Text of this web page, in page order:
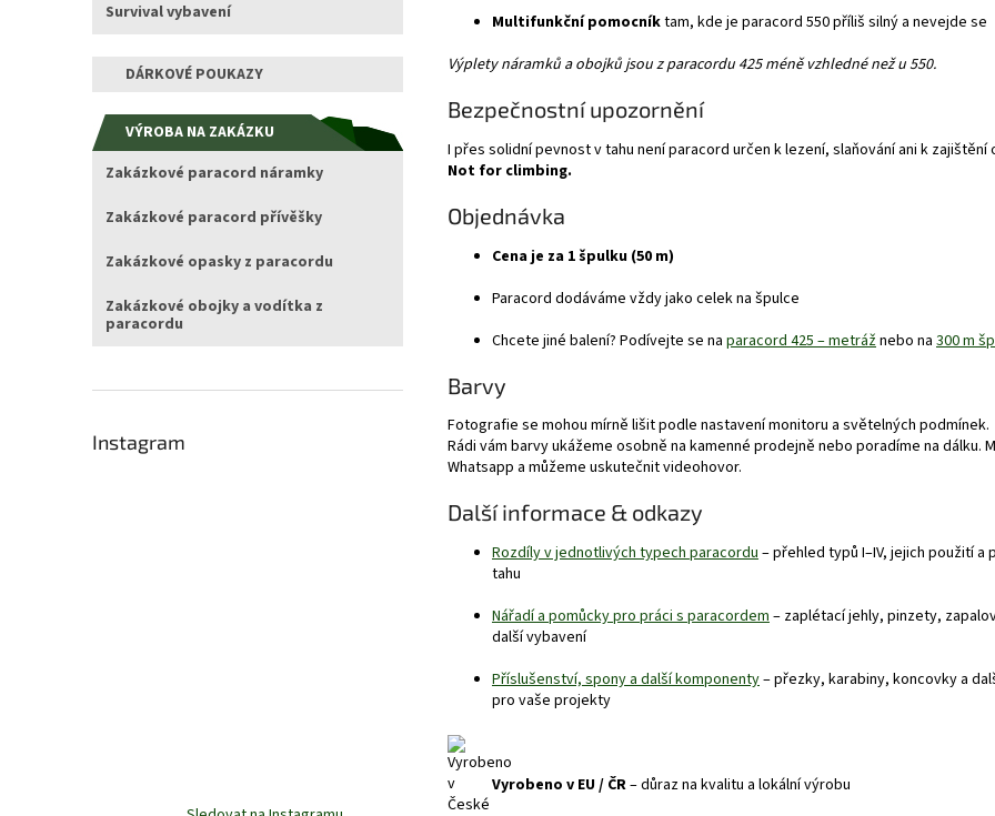
Survival vybavení
DÁRKOVÉ POUKAZY
VÝROBA NA ZAKÁZKU
Zakázkové paracord náramky
Zakázkové paracord přívěšky
Zakázkové opasky z paracordu
Zakázkové obojky a vodítka z
paracordu
Instagram
Multifunkční pomocníktam, kde je paracord 550 příliš silný a nevejde se
Výplety náramků a obojků jsou z paracordu 425 méně vzhledné než u 550.
Bezpečnostní upozornění
I přes solidní pevnost v tahu není paracord určen k lezení, slaňování ani k zajištění
Not for climbing.
Objednávka
Cena je za 1 špulku (50 m)
Paracord dodáváme vždy jako celek na špulce
Chcete jiné balení? Podívejte se na paracord 425 – metrážnebo na 300 m
Barvy
Fotografie se mohou mírně lišit podle nastavení monitoru a světelných podmínek.
Rádi vám barvy ukážeme osobně na kamenné prodejně nebo poradíme na dálku.
Whatsapp a můžeme uskutečnit videohovor.
Další informace & odkazy
Rozdíly v jednotlivých typech paracordu – přehled typů I–IV, jejich použití a
tahu
Nářadí a pomůcky pro práci s paracordem – zaplétací jehly, pinzety,
další vybavení
Příslušenství, spony a další komponenty– přezky, karabiny, koncovky a
pro vaše projekty
Vyrobeno v EU / ČR– důraz na kvalitu a lokální výrobu